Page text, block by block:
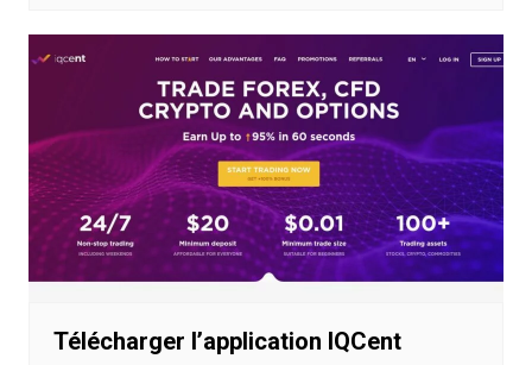
Télécharger l’application IQCent